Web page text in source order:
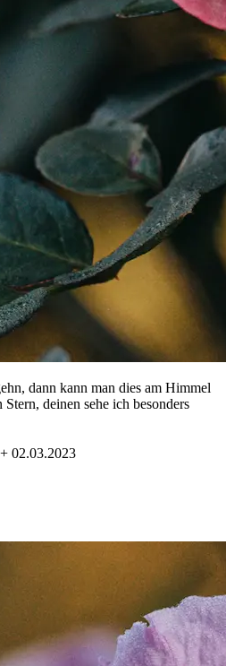
dann kann man dies am Himmel
deinen sehe ich besonders
02.03.2023